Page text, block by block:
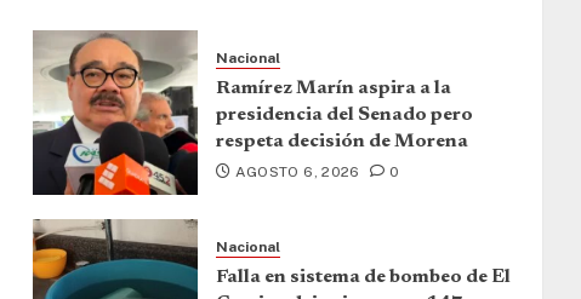
Nacional
Ramírez Marín aspira a la
presidencia del Senado pero
respeta decisión de Morena
AGOSTO 6, 2026 0
Nacional
Falla en sistema de bombeo de El